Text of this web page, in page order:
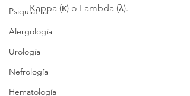
Psiquiatría
Alergología
Urología
Nefrología
Hematología
Kappa (κ) o Lambda (λ).